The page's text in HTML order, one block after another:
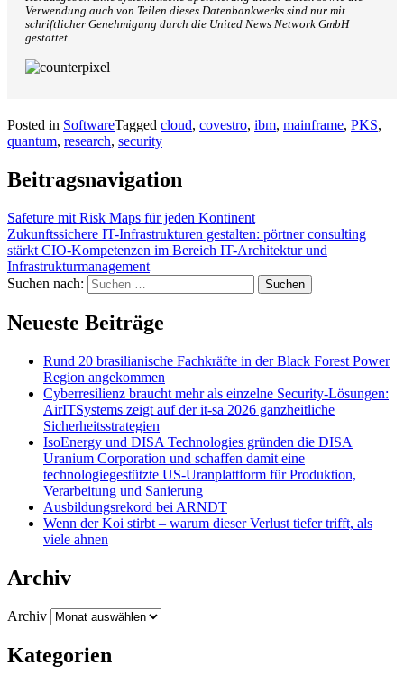
Verwendung auch von Teilen dieses Datenbankwerks sind nur mit
schriftlicher Genehmigung durch die United News Network GmbH
gestattet.
Posted in SoftwareTagged cloud, covestro, ibm, mainframe, PKS,
quantum, research, security
Beitragsnavigation
Safeture mit Risk Maps für jeden Kontinent
Zukunftssichere IT-Infrastrukturen gestalten: pörtner consulting
stärkt CIO-Kompetenzen im Bereich IT-Architektur und
Infrastrukturmanagement
Suchen nach:
Neueste Beiträge
Rund 20 brasilianische Fachkräfte in der Black Forest Power
Region angekommen
Cyberresilienz braucht mehr als einzelne Security-Lösungen:
AirITSystems zeigt auf der it-sa 2026 ganzheitliche
Sicherheitsstrategien
IsoEnergy und DISA Technologies gründen die DISA
Uranium Corporation und schaffen damit eine
technologiegestützte US-Uranplattform für Produktion,
Verarbeitung und Sanierung
Ausbildungsrekord bei ARNDT
Wenn der Koi stirbt – warum dieser Verlust tiefer trifft, als
viele ahnen
Archiv
Archiv
Kategorien